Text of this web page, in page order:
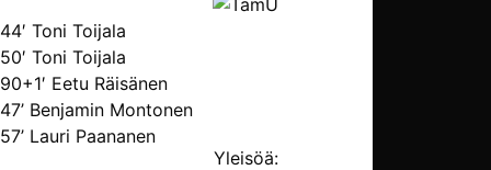
44′ Toni Toijala
50′ Toni Toijala
90+1′ Eetu Räisänen
47’ Benjamin Montonen
57’ Lauri Paananen
Yleisöä: